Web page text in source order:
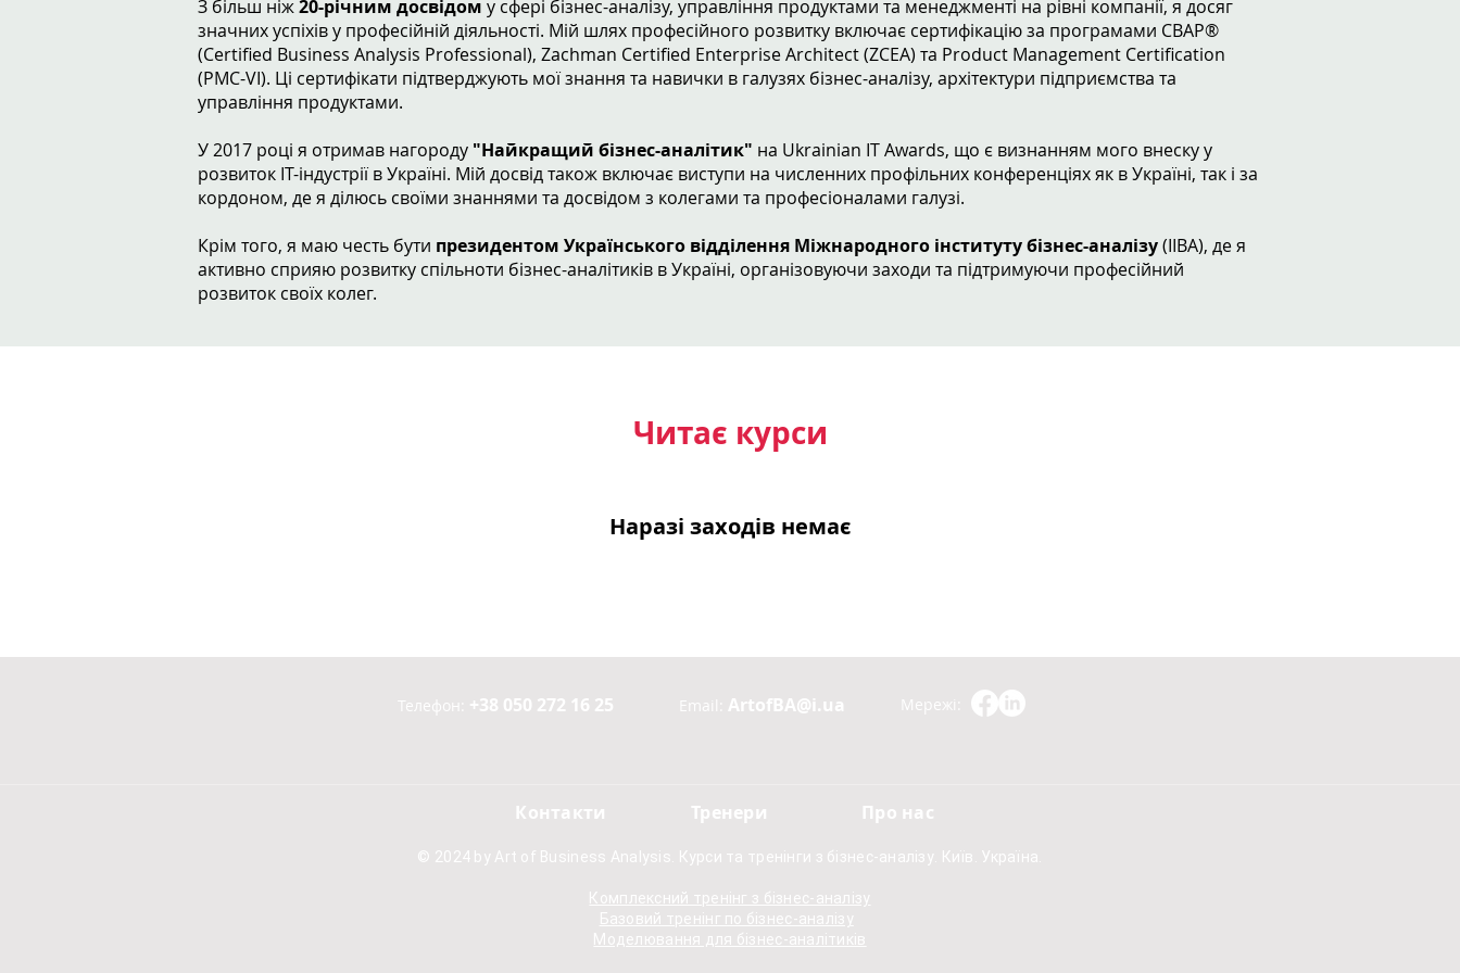
З більш ніж20-річним досвідом у сфері бізнес-аналізу, управління продуктами та менеджменті на рівні компанії, я досяг
значних успіхів у професійній діяльності. Мій шлях професійного розвитку включає сертифікацію за програмами CBAP®
(Certified Business Analysis Professional), Zachman Certified Enterprise Architect (ZCEA) та Product Management Certification
(PMC-VI). Ці сертифікати підтверджують мої знання та навички в галузях бізнес-аналізу, архітектури підприємства та
управління продуктами.
У 2017 році я отримав нагороду "Найкращий бізнес-аналітик" на Ukrainian IT Awards, що є визнанням мого внеску у
розвиток IT-індустрії в Україні. Мій досвід також включає виступи на численних профільних конференціях як в Україні, так і за
кордоном, де я ділюсь своїми знаннями та досвідом з колегами та професіоналами галузі.
Крім того, я маю честь бути президентом Українського відділення Міжнародного інституту бізнес-аналізу(IIBA), де я
активно сприяю розвитку спільноти бізнес-аналітиків в Україні, організовуючи заходи та підтримуючи професійний
розвиток своїх колег.
Читає курси
Наразі заходів немає
Телефон: +38 050 272 16 25 Email: ArtofBA@i.ua Мережі:
Контакти Тренери Про нас
© 2024 by Art of Business Analysis. Курси та тренінги з бізнес-аналізу. Київ. Україна.
Комплексний тренінг з бізнес-аналізу
Базовий тренінг по бізнес-аналізу
Моделювання для бізнес-аналітиків